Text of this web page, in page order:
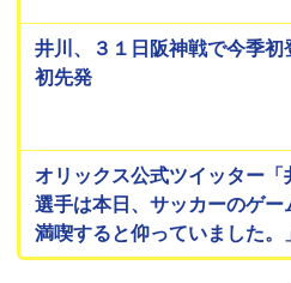
井川、３１日阪神戦で今季初
初先発
オリックス公式ツイッター「
選手は本日、サッカーのゲー
満喫すると仰っていました。